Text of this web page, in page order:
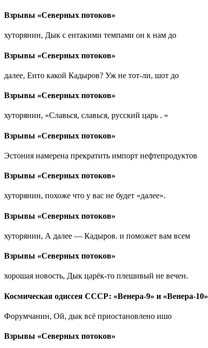
Взрывы «Северных потоков»
хуторянин, Дык с ентакими темпами он к нам до
Взрывы «Северных потоков»
далее, Енто какой Кадыров? Уж не тот-ли, шот до
Взрывы «Северных потоков»
хуторянин, «Славься, славься, русский царь . «
Взрывы «Северных потоков»
Эстония намерена прекратить импорт нефтепродуктов
Взрывы «Северных потоков»
хуторянин, похоже что у вас не будет «далее».
Взрывы «Северных потоков»
хуторянин, А далее — Кадыров. и поможет вам всем
Взрывы «Северных потоков»
хорошая новость, Дык царёк-то плешивый не вечен.
Космическая одиссея СССР: «Венера-9» и «Венера-10»
Форумчанин, Ой, дык всё приостановлено ишо
Взрывы «Северных потоков»